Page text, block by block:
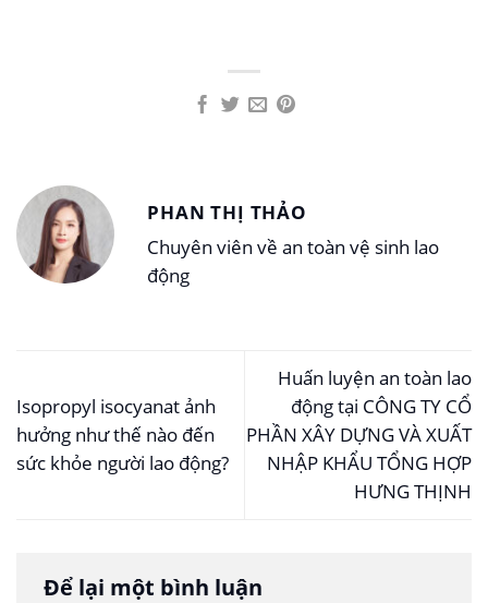
PHAN THỊ THẢO
Chuyên viên về an toàn vệ sinh lao
động
Isopropyl isocyanat ảnh
hưởng như thế nào đến
sức khỏe người lao động?
Huấn luyện an toàn lao
động tại CÔNG TY CỔ
PHẦN XÂY DỰNG VÀ XUẤT
NHẬP KHẨU TỔNG HỢP
HƯNG THỊNH
Để lại một bình luận